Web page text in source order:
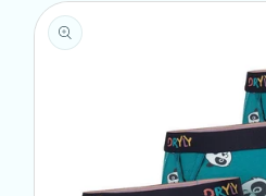
direct naar